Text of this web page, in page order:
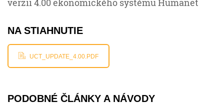
verzii 4.00 ekonomického systému Humanet
NA STIAHNUTIE
UCT_UPDATE_4.00.PDF
PODOBNÉ ČLÁNKY A NÁVODY